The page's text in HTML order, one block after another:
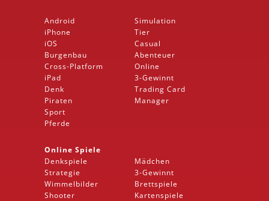
Android
iPhone
iOS
Burgenbau
Cross-Platform
iPad
Denk
Piraten
Sport
Pferde
Simulation
Tier
Casual
Abenteuer
Online
3-Gewinnt
Trading Card
Manager
Online Spiele
Denkspiele
Strategie
Wimmelbilder
Shooter
Mädchen
3-Gewinnt
Brettspiele
Kartenspiele